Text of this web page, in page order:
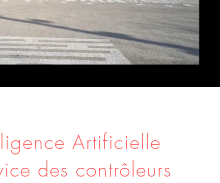
Artificielle
des contrôleurs